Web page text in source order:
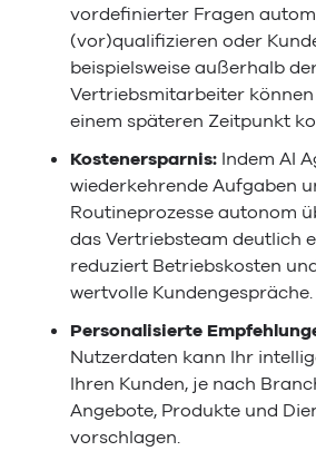
vordefinierter Fragen
(vor)qualifizieren oder
beispielsweise außerhalb
Vertriebsmitarbeiter können
einem späteren Zeitpunkt
Kostenersparnis: Indem AI
wiederkehrende Aufgaben
Routineprozesse autonom
das Vertriebsteam deutlich
reduziert Betriebskosten
wertvolle Kundengespräche.
Personalisierte
Nutzerdaten kann Ihr
Ihren Kunden, je nach
Angebote, Produkte und
vorschlagen.